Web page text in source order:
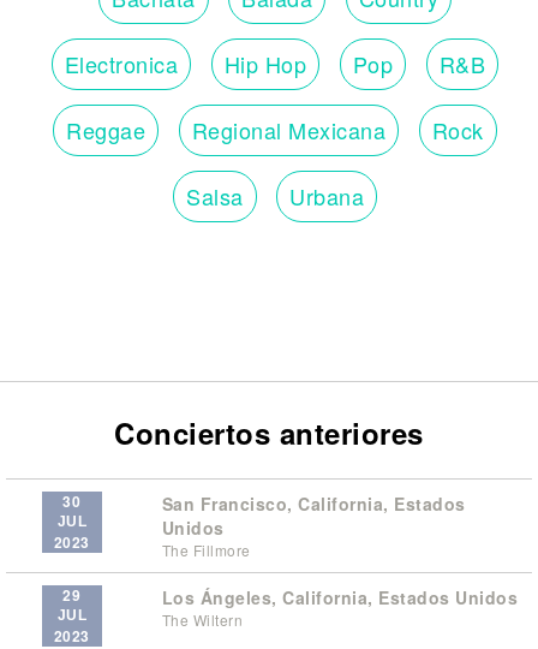
Electronica Hip Hop Pop R&B
Reggae Regional Mexicana Rock
Salsa Urbana
Conciertos anteriores
30
JUL
2023
San Francisco, California, Estados
Unidos
The Fillmore
29
JUL
2023
Los Ángeles, California, Estados Unidos
The Wiltern